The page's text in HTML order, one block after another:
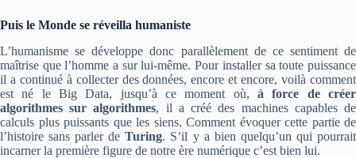
Puis le Monde se réveilla humaniste
L’humanisme se développe donc parallèlement de ce sentiment de
maîtrise que l’homme a sur lui-même. Pour installer sa toute puissance
il a continué à collecter des données, encore et encore, voilà comment
est né le Big Data, jusqu’à ce moment où, à force de créer
algorithmes sur algorithmes, il a créé des machines capables de
calculs plus puissants que les siens. Comment évoquer cette partie de
l’histoire sans parler deTuring. S’il y a bien quelqu’un qui pourrait
incarner la première figure de notre ère numérique c’est bien lui.